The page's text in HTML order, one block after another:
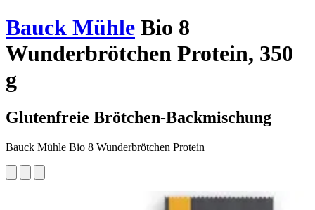
Bauck Mühle Bio 8
Wunderbrötchen Protein, 350
g
Glutenfreie Brötchen-Backmischung
Bauck Mühle Bio 8 Wunderbrötchen Protein